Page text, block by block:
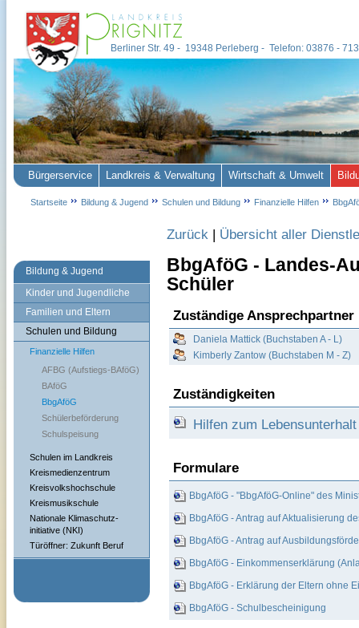
Bildung & Jugend
Kinder und Jugendliche
Familien und Eltern
Schulen und Bildung
Finanzielle Hilfen
AFBG (Aufstiegs-BAföG)
BAföG
BbgAföG
Schülerbeförderung
Schulspeisung
Schulen im Landkreis
Kreismedienzentrum
Kreisvolkshochschule
Kreismusikschule
Nationale Klimaschutz-
initiative (NKI)
Türöffner: Zukunft Beruf
Zurück | Übersicht aller
BbgAföG - Landes-
Schüler
Zuständige Ansprechpartner
Daniela Mattick (Buchstaben A - L)
Kimberly Zantow (Buchstaben M - Z)
Zuständigkeiten
Hilfen zum Lebensunterhalt
Formulare
BbgAföG - "BbgAföG-Online" des
BbgAföG - Antrag auf Aktualisierung
BbgAföG - Antrag auf
BbgAföG - Einkommenserklärung
BbgAföG - Erklärung der Eltern ohne
BbgAföG - Schulbescheinigung
Berliner Str. 49 - 19348 Perleberg - Telefon: 03876 -
Bürgerservice Landkreis & Verwaltung Wirtschaft & Umwelt
Startseite Bildung & Jugend Schulen und Bildung Finanzielle Hilfen